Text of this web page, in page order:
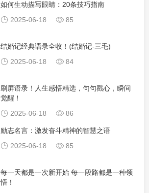
如何生动描写眼睛：20条技巧指南
2025-06-18
85
结婚记经典语录全收！(结婚记-三毛)
2025-06-18
84
刷屏语录！人生感悟精选，句句戳心，瞬间
觉醒！
2025-06-18
86
励志名言：激发奋斗精神的智慧之语
2025-06-18
85
每一天都是一次新开始 每一段路都是一种领
悟！